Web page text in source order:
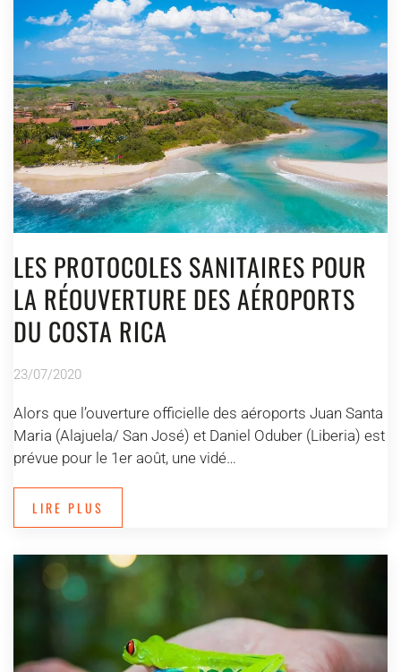
LES PROTOCOLES SANITAIRES POUR
LA RÉOUVERTURE DES AÉROPORTS
DU COSTA RICA
23/07/2020
Alors que l’ouverture officielle des aéroports Juan Santa
Maria (Alajuela/ San José) et Daniel Oduber (Liberia) est
prévue pour le 1er août, une vidé…
LIRE PLUS